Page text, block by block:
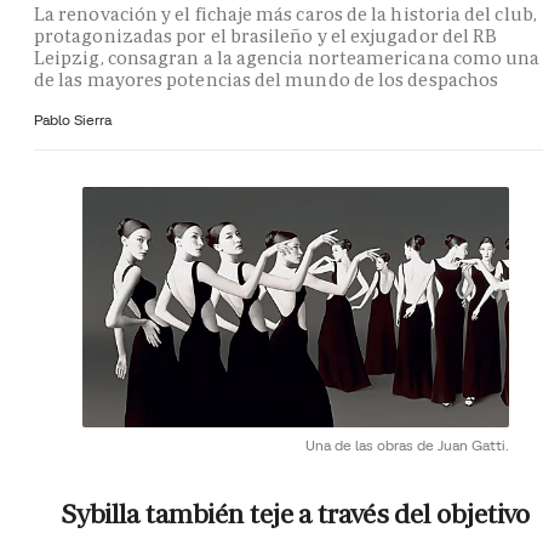
La renovación y el fichaje más caros de la historia del club,
protagonizadas por el brasileño y el exjugador del RB
Leipzig, consagran a la agencia norteamericana como una
de las mayores potencias del mundo de los despachos
Pablo Sierra
Una de las obras de Juan Gatti.
Sybilla también teje a través del objetivo